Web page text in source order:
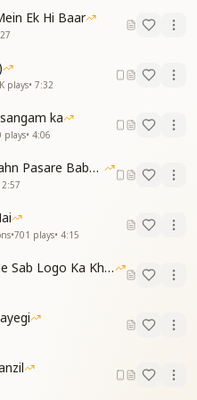
Ek Hi Baar
plays• 7:32
ka
plays• 4:06
Ab Ghar Jaana Hai - Baahn Pasare Baba Mujko
2:57
•701 plays• 4:15
Dharam Raj Ke Hath Me Sab Logo Ka Khata